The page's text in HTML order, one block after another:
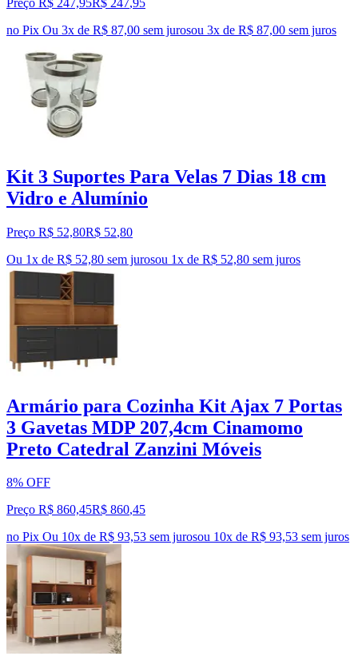
no Pix Ou 3x de R$ 87,00 sem jurosou 3x de R$ 87,00 sem juros
Kit 3 Suportes Para Velas 7 Dias 18 cm
Vidro e Alumínio
Preço R$ 52,80R$ 52,80
Ou 1x de R$ 52,80 sem jurosou 1x de R$ 52,80 sem juros
Armário para Cozinha Kit Ajax 7 Portas
3 Gavetas MDP 207,4cm Cinamomo
Preto Catedral Zanzini Móveis
8% OFF
Preço R$ 860,45R$ 860,45
no Pix Ou 10x de R$ 93,53 sem jurosou 10x de R$ 93,53 sem juros